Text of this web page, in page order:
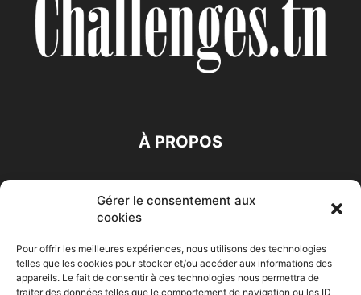
Gérer le consentement aux
cookies
Pour offrir les meilleures expériences, nous utilisons des technologies
telles que les cookies pour stocker et/ou accéder aux informations des
appareils. Le fait de consentir à ces technologies nous permettra de
traiter des données telles que le comportement de navigation ou les ID
À PROPOS